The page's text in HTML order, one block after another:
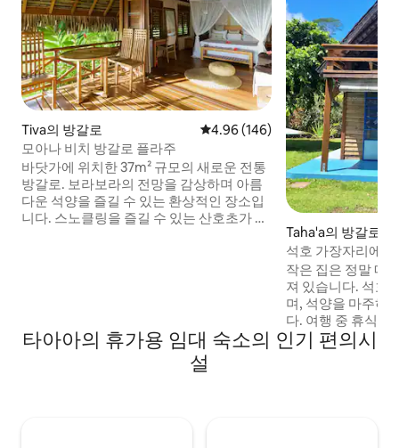
Tiva의 방갈로 평점 4.96점(5점 만점), 후기 146
4.96 (146)
모아나 비치 방갈로 플라주
바닷가에 위치한 37m² 규모의 새로운 전통
방갈로. 보라보라의 전망을 감상하며 아름
다운 석양을 즐길 수 있는 환상적인 장소입
니다. 스노클링을 즐길 수 있는 산호초가 바
7500xpf입니다. 조식 2,500 XPF. 저녁 식사
는 1인당 하루 3,500 XPF입니다. Mauruuru
Taha'a의 방갈로
석호 가장자리에
작은 집은 정말 매
져 있습니다. 석호
며, 석양을 마주하
다. 여행 중 휴식을
소에 면한 선착장
클링, 휴식을 즐길
타아아의 휴가용 임대 숙소의 인기 편의시
설